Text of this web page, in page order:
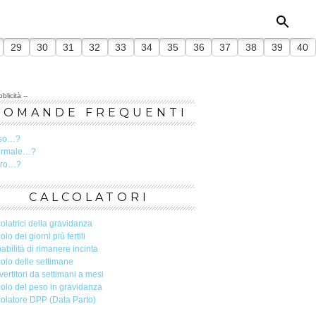
29 30 31 32 33 34 35 36 37 38 39 40
--
FREQUENTI
CALCOLATORI
della gravidanza
dei giorni più fertili
di rimanere incinta
delle settimane
da settimani a mesi
del peso in gravidanza
DPP (Data Parto)